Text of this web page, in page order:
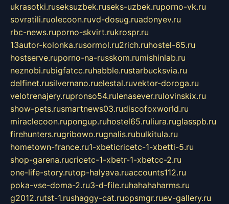
ukrasotki.ruseksuzbek.ruseks-uzbek.ruporno-vk.ru
sovratili.ruolecoon.ruvd-dosug.ruadonyev.ru
rbc-news.ruporno-skvirt.rukrospr.ru
13autor-kolonka.rusormol.ru2rich.ruhostel-65.ru
hostserve.ruporno-na-russkom.rumishinlab.ru
neznobi.rubigfatcc.ruhabble.rustarbucksvia.ru
delfinet.rusilvernano.ruelestal.ruvektor-doroga.ru
velotrenajery.rupronso54.rulenasever.rulovinskix.ru
show-pets.rusmartnews03.rudiscofoxworld.ru
miraclecoon.rupongup.ruhostel65.ruliura.ruglasspb.ru
firehunters.rugribowo.rugnalis.rubulkitula.ru
hometown-france.ru1-xbeticricetc-1-xbetti-5.ru
shop-garena.rucricetc-1-xbetr-1-xbetcc-2.ru
one-life-story.rutop-halyava.ruaccounts112.ru
poka-vse-doma-2.ru3-d-file.ruhahahaharms.ru
g2012.rutst-1.rushaggy-cat.ruopsmgr.ruev-gallery.ru